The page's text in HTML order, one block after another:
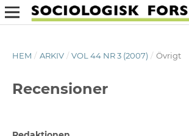
HEM / ARKIV / VOL 44 NR 3 (2007) / Övrigt
Recensioner